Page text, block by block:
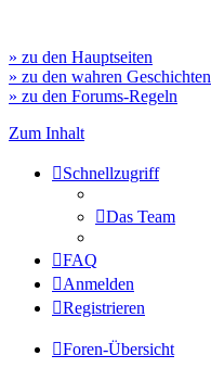
» zu den Hauptseiten
» zu den wahren Geschichten
» zu den Forums-Regeln
Zum Inhalt
Schnellzugriff
Das Team
FAQ
Anmelden
Registrieren
Foren-Übersicht